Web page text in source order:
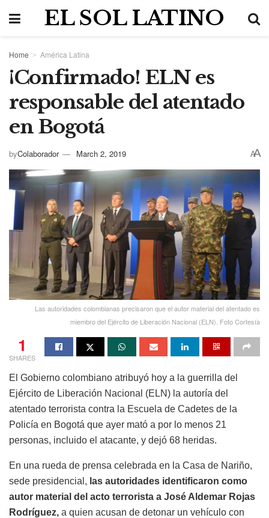
EL SOL LATINO
Home América Latina
¡Confirmado! ELN es
responsable del atentado
en Bogotá
byColaborador March 2, 2019 AA
Las autoridades colombianas precisaron que el autor material del atentado es
miembro del Ejército de Liberación Nacional (ELN). Foto Cortesía
1
SHARES
El Gobierno colombiano atribuyó hoy a la guerrilla del
Ejército de Liberación Nacional (ELN) la autoría del
atentado terrorista contra la Escuela de Cadetes de la
Policía en Bogotá que ayer mató a por lo menos 21
personas, incluido el atacante, y dejó 68 heridas.
En una rueda de prensa celebrada en la Casa de Nariño,
sede presidencial, las autoridades identificaron como
autor material del acto terrorista a José Aldemar Rojas
Rodríguez, a quien acusan de detonar un vehículo con